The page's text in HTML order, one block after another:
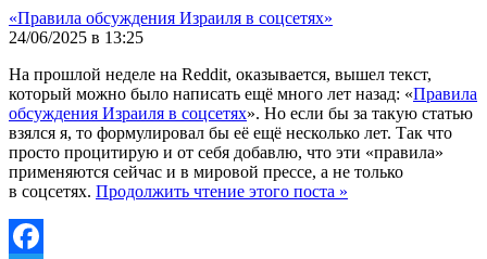
«Правила обсуждения Израиля в соцсетях»
24/06/2025 в 13:25
На прошлой неделе на Reddit, оказывается, вышел текст,
который можно было написать ещё много лет назад: «Правила
обсуждения Израиля в соцсетях». Но если бы за такую статью
взялся я, то формулировал бы её ещё несколько лет. Так что
просто процитирую и от себя добавлю, что эти «правила»
применяются сейчас и в мировой прессе, а не только
в соцсетях. Продолжить чтение этого поста »